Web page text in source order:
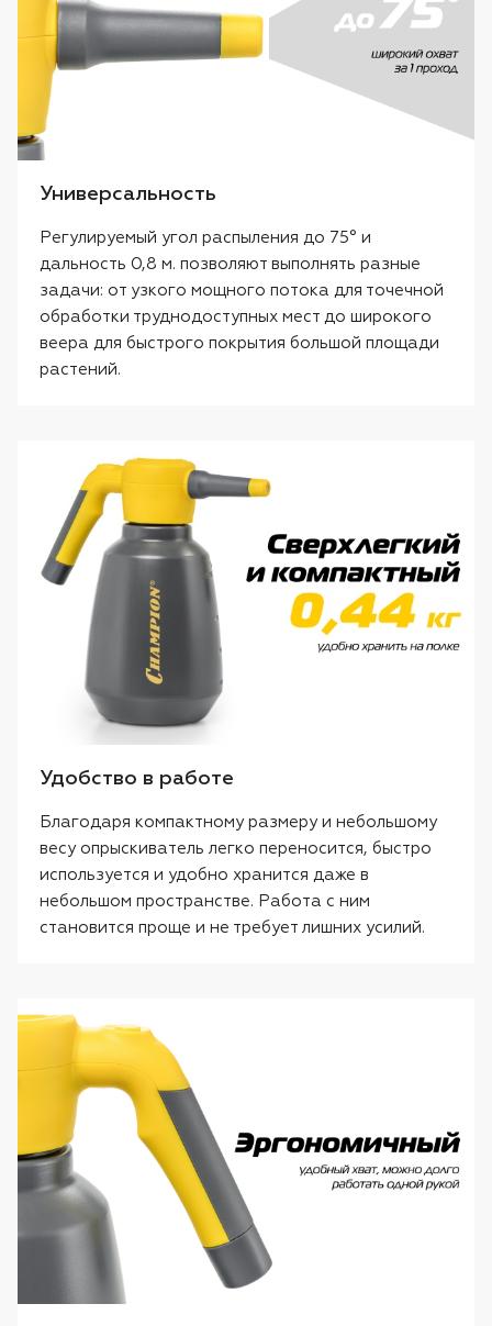
Универсальность
Регулируемый угол распыления до 75° и
дальность 0,8 м. позволяют выполнять разные
задачи: от узкого мощного потока для точечной
обработки труднодоступных мест до широкого
веера для быстрого покрытия большой площади
растений.
Удобство в работе
Благодаря компактному размеру и небольшому
весу опрыскиватель легко переносится, быстро
используется и удобно хранится даже в
небольшом пространстве. Работа с ним
становится проще и не требует лишних усилий.